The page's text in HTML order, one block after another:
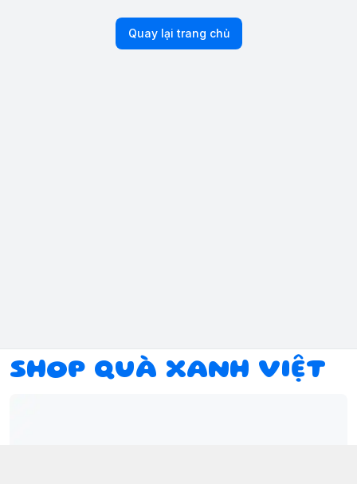
Quay lại trang chủ
SHOP QUÀ XANH VIỆT